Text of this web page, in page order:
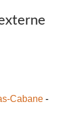
Cabane -